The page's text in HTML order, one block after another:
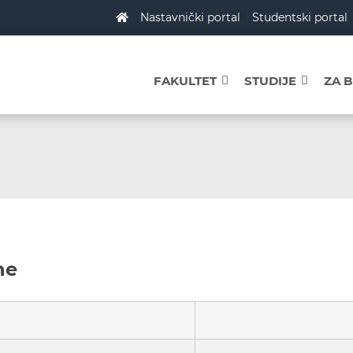
Nastavnički portal Studentski portal
FAKULTET STUDIJE ZA